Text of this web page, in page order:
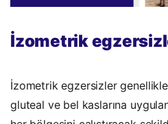
İzometrik
İzometrik egzersizler
gluteal ve bel kaslarına